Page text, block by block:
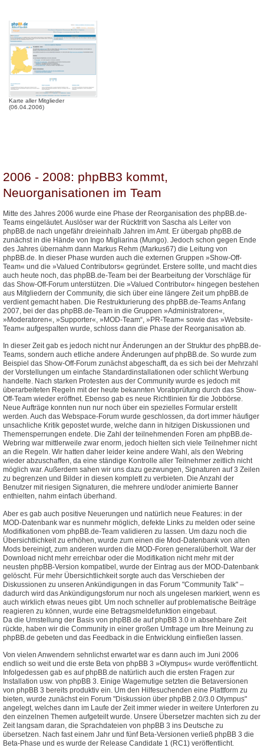
Karte aller Mitglieder
(06.04.2006)
2006 - 2008: phpBB3 kommt,
Neuorganisationen im Team
Mitte des Jahres 2006 wurde eine Phase der Reorganisation des phpBB.de-
Teams eingeläutet. Auslöser war der Rücktritt von Sascha als Leiter von
phpBB.de nach ungefähr dreieinhalb Jahren im Amt. Er übergab phpBB.de
zunächst in die Hände von Ingo Migliarina (Mungo). Jedoch schon gegen Ende
des Jahres übernahm dann Markus Rehm (Markus67) die Leitung von
phpBB.de. In dieser Phase wurden auch die externen Gruppen »Show-Off-
Team« und die »Valued Contributors« gegründet. Erstere sollte, und macht dies
auch heute noch, das phpBB.de-Team bei der Bearbeitung der Vorschläge für
das Show-Off-Forum unterstützen. Die »Valued Contributor« hingegen bestehen
aus Mitgliedern der Community, die sich über eine längere Zeit um phpBB.de
verdient gemacht haben. Die Restrukturierung des phpBB.de-Teams Anfang
2007, bei der das phpBB.de-Team in die Gruppen »Administratoren«,
»Moderatoren«, »Supporter«, »MOD-Team“, »PR-Team« sowie das »Website-
Team« aufgespalten wurde, schloss dann die Phase der Reorganisation ab.
In dieser Zeit gab es jedoch nicht nur Änderungen an der Struktur des phpBB.de-
Teams, sondern auch etliche andere Änderungen auf phpBB.de. So wurde zum
Beispiel das Show-Off-Forum zunächst abgeschafft, da es sich bei der Mehrzahl
der Vorstellungen um einfache Standardinstallationen oder schlicht Werbung
handelte. Nach starken Protesten aus der Community wurde es jedoch mit
überarbeiteten Regeln mit der heute bekannten Vorabprüfung durch das Show-
Off-Team wieder eröffnet. Ebenso gab es neue Richtlinien für die Jobbörse.
Neue Aufträge konnten nun nur noch über ein spezielles Formular erstellt
werden. Auch das Webspace-Forum wurde geschlossen, da dort immer häufiger
unsachliche Kritik gepostet wurde, welche dann in hitzigen Diskussionen und
Themensperrungen endete. Die Zahl der teilnehmenden Foren am phpBB.de-
Webring war mittlerweile zwar enorm, jedoch hielten sich viele Teilnehmer nicht
an die Regeln. Wir hatten daher leider keine andere Wahl, als den Webring
wieder abzuschaffen, da eine ständige Kontrolle aller Teilnehmer zeitlich nicht
möglich war. Außerdem sahen wir uns dazu gezwungen, Signaturen auf 3 Zeilen
zu begrenzen und Bilder in diesen komplett zu verbieten. Die Anzahl der
Benutzer mit riesigen Signaturen, die mehrere und/oder animierte Banner
enthielten, nahm einfach überhand.
Aber es gab auch positive Neuerungen und natürlich neue Features: in der
MOD-Datenbank war es nunmehr möglich, defekte Links zu melden oder seine
Modifikationen vom phpBB.de-Team validieren zu lassen. Um dazu noch die
Übersichtlichkeit zu erhöhen, wurde zum einen die Mod-Datenbank von alten
Mods bereinigt, zum anderen wurden die MOD-Foren generalüberholt. War der
Download nicht mehr erreichbar oder die Modifikation nicht mehr mit der
neusten phpBB-Version kompatibel, wurde der Eintrag aus der MOD-Datenbank
gelöscht. Für mehr Übersichtlichkeit sorgte auch das Verschieben der
Diskussionen zu unseren Ankündigungen in das Forum "Community Talk" –
dadurch wird das Ankündigungsforum nur noch als ungelesen markiert, wenn es
auch wirklich etwas neues gibt. Um noch schneller auf problematische Beiträge
reagieren zu können, wurde eine Betragsmeldefunktion eingebaut.
Da die Umstellung der Basis von phpBB.de auf phpBB 3.0 in absehbare Zeit
rückte, haben wir die Community in einer großen Umfrage um Ihre Meinung zu
phpBB.de gebeten und das Feedback in die Entwicklung einfließen lassen.
Von vielen Anwendern sehnlichst erwartet war es dann auch im Juni 2006
endlich so weit und die erste Beta von phpBB 3 »Olympus« wurde veröffentlicht.
Infolgedessen gab es auf phpBB.de natürlich auch die ersten Fragen zur
Installation usw. von phpBB 3. Einige Wagemutige setzten die Betaversionen
von phpBB 3 bereits produktiv ein. Um den Hilfesuchenden eine Plattform zu
bieten, wurde zunächst ein Forum "Diskussion über phpBB 2.0/3.0 Olympus"
angelegt, welches dann im Laufe der Zeit immer wieder in weitere Unterforen zu
den einzelnen Themen aufgeteilt wurde. Unsere Übersetzer machten sich zu der
Zeit langsam daran, die Sprachdateien von phpBB 3 ins Deutsche zu
übersetzen. Nach fast einem Jahr und fünf Beta-Versionen verließ phpBB 3 die
Beta-Phase und es wurde der Release Candidate 1 (RC1) veröffentlicht.